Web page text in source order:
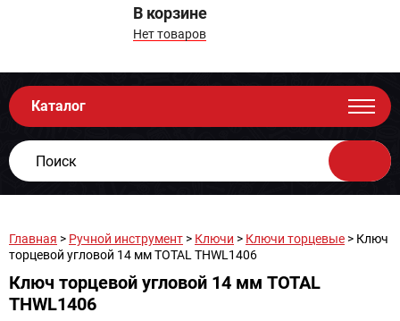
В корзине
Нет товаров
Каталог
Главная > Ручной инструмент > Ключи > Ключи торцевые > Ключ
торцевой угловой 14 мм TOTAL THWL1406
Ключ торцевой угловой 14 мм TOTAL
THWL1406